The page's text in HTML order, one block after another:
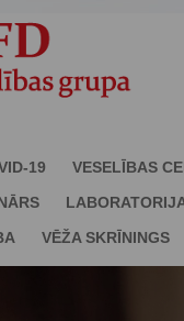
19 VESELĪBAS
VĒŽA SKRĪNINGS